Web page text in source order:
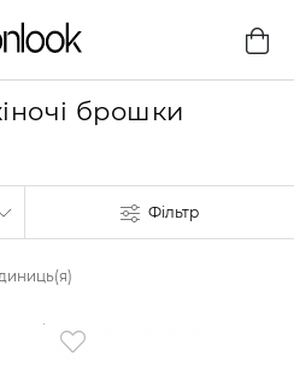
брошки
Фільтр